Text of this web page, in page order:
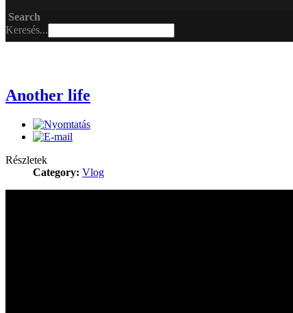
Search
Keresés...
Another life
Részletek
Category: Vlog